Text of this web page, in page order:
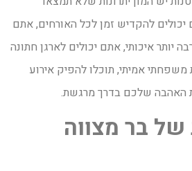
יכולים להקדיש זמן לכל האורחים, אתם
יותר איכותי, אתם יכולים לארגן חתונה
משפחתי אמיתי, תוכלו להפיק אירוע
את האהבה שלכם בדרך מרגשת.
של בר מצווה